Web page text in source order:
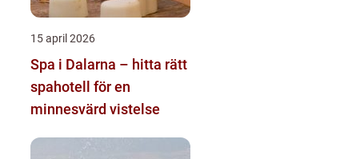
15 april 2026
Spa i Dalarna – hitta rätt
spahotell för en
minnesvärd vistelse